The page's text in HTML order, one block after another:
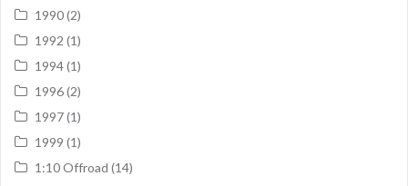
1990(2)
1992 (1)
1994(1)
1996(2)
1997(1)
1999 (1)
1:10 Offroad (14)